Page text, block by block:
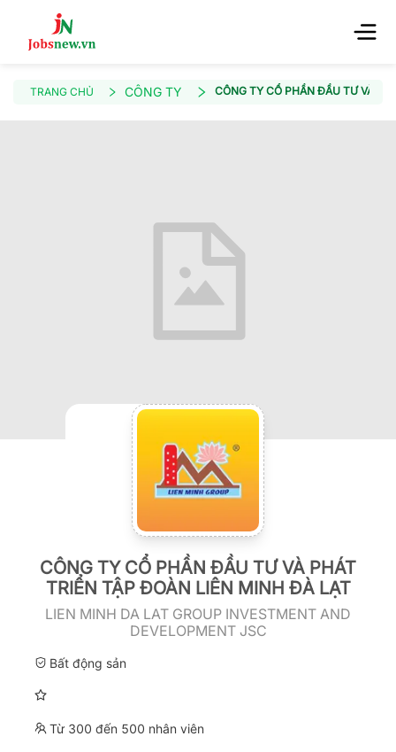
TRANG CHỦ CÔNG TY CÔNG TY CỔ PHẦN ĐẦU TƯ VÀ
CÔNG TY CỔ PHẦN ĐẦU TƯ VÀ PHÁT
TRIỂN TẬP ĐOÀN LIÊN MINH ĐÀ LẠT
LIEN MINH DA LAT GROUP INVESTMENT AND
DEVELOPMENT JSC
Bất động sản
Từ 300 đến 500 nhân viên